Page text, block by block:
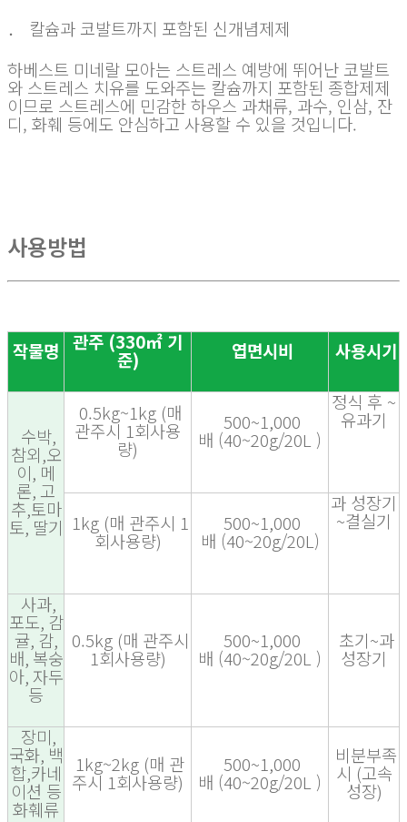
． 칼슘과 코발트까지 포함된 신개념제제
하베스트 미네랄 모아는 스트레스 예방에 뛰어난 코발트
와 스트레스 치유를 도와주는 칼슘까지 포함된 종합제제
이므로 스트레스에 민감한 하우스 과채류, 과수, 인삼, 잔
디, 화훼 등에도 안심하고 사용할 수 있을 것입니다.
사용방법
작물명 관주(330㎡기
준) 엽면시비 사용시기
수박,
참외,오
이,메
론, 고
추,토마
토,딸기
0.5kg~1kg (매
관주시 1회사용
량)
500~1,000
배 (40~20g/20L )
정식 후~
유과기
1kg (매 관주시 1
회사용량)
500~1,000
배 (40~20g/20L)
과 성장기
~결실기
사과,
포도,감
귤, 감,
배,복숭
아,자두
등
0.5kg (매 관주시
1회사용량)
500~1,000
배 (40~20g/20L )
초기~과
성장기
장미,
국화, 백
합,카네
이션 등
화훼류
1kg~2kg (매 관
주시 1회사용량)
500~1,000
배 (40~20g/20L )
비분부족
시 (고속
성장)